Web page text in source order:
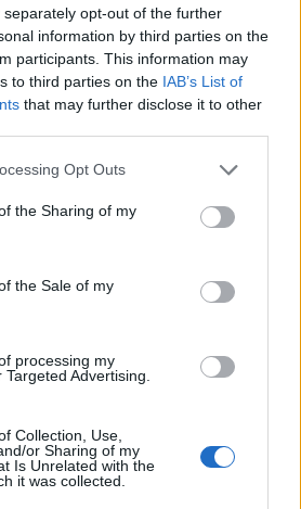
opt-out of the further
information by third parties on the
participants. This information may
to third parties on the IAB’s List of
that may further disclose it to other
app uses one or more Google
or usage behaviour. You may click to
Google and its third-party tags to
specified purposes in below Google
Opt Outs
the Sharing of my
the Sale of my
processing my
Advertising.
Collection, Use,
or Sharing of my
Is Unrelated with the
it was collected.
μου, email, και τον ιστότοπο μου σε